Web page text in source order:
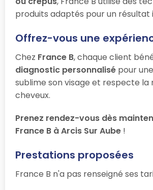
produits adaptés pour un résultat
Offrez-vous une
Chez France B, chaque client
diagnostic personnalisé pour
sublime son visage et respecte la
cheveux.
Prenez rendez-vous dès
France B à Arcis Sur Aube !
Prestations proposées
France B n'a pas renseigné ses